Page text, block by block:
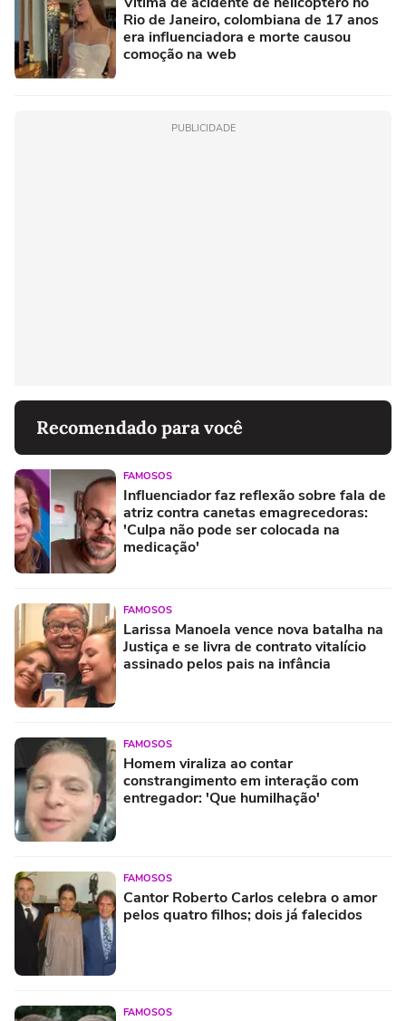
Rio de Janeiro, colombiana de 17 anos
era influenciadora e morte causou
comoção na web
PUBLICIDADE
Recomendado para você
FAMOSOS
Influenciador faz reflexão sobre fala de
atriz contra canetas emagrecedoras:
'Culpa não pode ser colocada na
medicação'
FAMOSOS
Larissa Manoela vence nova batalha na
Justiça e se livra de contrato vitalício
assinado pelos pais na infância
FAMOSOS
Homem viraliza ao contar
constrangimento em interação com
entregador: 'Que humilhação'
FAMOSOS
Cantor Roberto Carlos celebra o amor
pelos quatro filhos; dois já falecidos
FAMOSOS